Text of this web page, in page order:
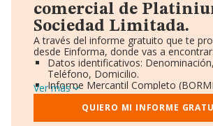
comercial de
Sociedad Limitada.
A través del informe gratuito que te
desde Einforma, donde vas a
Datos identificativos:
Teléfono, Domicilio.
Informe Mercantil Completo
Gráficos de Evolución Ventas y
Consejo de Administración y
Directivos y Ejecutivos.
Ver más
QUIERO MI INFORME